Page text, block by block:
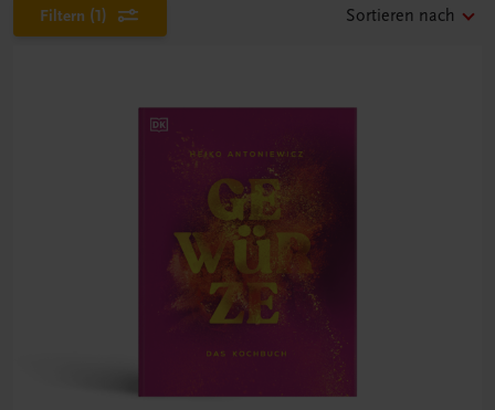
Filtern (1) Sortieren nach